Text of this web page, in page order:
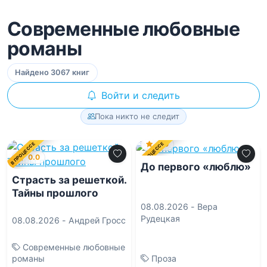
Современные любовные
романы
Найдено 3067 книг
Войти и следить
Пока никто не следит
В ПРОЦЕССЕ
0.0
Страсть за решеткой.
Тайны прошлого
08.08.2026 - Андрей Гросс
Современные любовные
романы
В ПРОЦЕССЕ
0.0
До первого «люблю»
08.08.2026 - Вера
Рудецкая
Проза